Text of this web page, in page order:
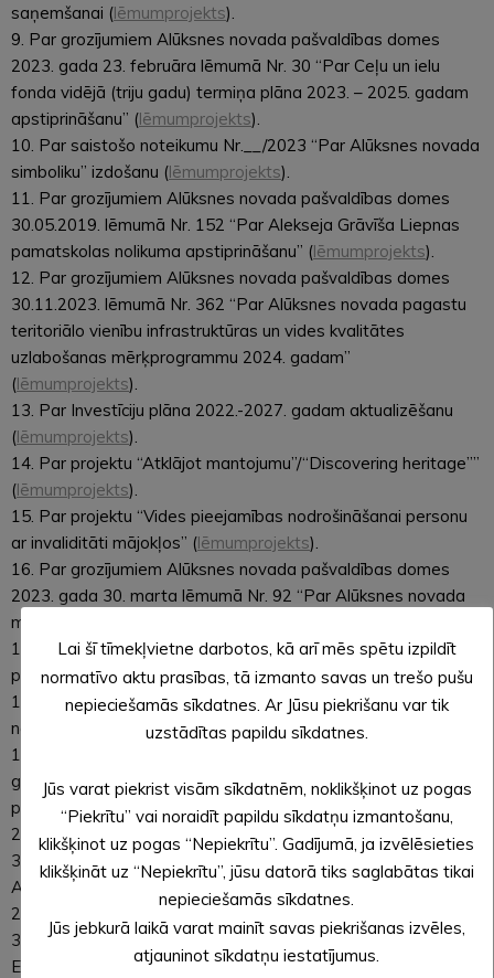
saņemšanai (lēmumprojekts).
9. Par grozījumiem Alūksnes novada pašvaldības domes
2023. gada 23. februāra lēmumā Nr. 30 “Par Ceļu un ielu
fonda vidējā (triju gadu) termiņa plāna 2023. – 2025. gadam
apstiprināšanu” (lēmumprojekts).
10. Par saistošo noteikumu Nr.__/2023 “Par Alūksnes novada
simboliku” izdošanu (lēmumprojekts).
11. Par grozījumiem Alūksnes novada pašvaldības domes
30.05.2019. lēmumā Nr. 152 “Par Alekseja Grāvīša Liepnas
pamatskolas nolikuma apstiprināšanu” (lēmumprojekts).
12. Par grozījumiem Alūksnes novada pašvaldības domes
30.11.2023. lēmumā Nr. 362 “Par Alūksnes novada pagastu
teritoriālo vienību infrastruktūras un vides kvalitātes
uzlabošanas mērķprogrammu 2024. gadam”
(lēmumprojekts).
13. Par Investīciju plāna 2022.-2027. gadam aktualizēšanu
(lēmumprojekts).
14. Par projektu “Atklājot mantojumu”/“Discovering heritage””
(lēmumprojekts).
15. Par projektu “Vides pieejamības nodrošināšanai personu
ar invaliditāti mājokļos” (lēmumprojekts).
16. Par grozījumiem Alūksnes novada pašvaldības domes
2023. gada 30. marta lēmumā Nr. 92 “Par Alūksnes novada
muzeja maksas pakalpojumiem” (
17. Par ēdināšanas pakalpojuma maksu Jaunalūksnes
pirmsskolas izglītības iestādē “Pūcīte” (lēmumprojekts).
18. Par siltumenerģijas apgādes pakalpojuma maksas
noteikšanu Mārkalnes pagastā “Pūcīte” (lēmumprojekts
19. Par grozījumu Alūksnes novada pašvaldības domes 2022.
gada 29. septembra lēmumā Nr. 367 “Par sociālās aprūpes
pakalpojumu dzīvesvietā” ( lēmumprojekts
20. Par grozījumiem Alūksnes novada pašvaldības domes
30.11.2023. lēmumā Nr. 379 “Par amata vietām un atlīdzību
Alūksnes novada Sociālo lietu pārvaldei” (
lēmumprojekts
21. Par grozījumiem Alūksnes novada pašvaldības domes
30.11.2023. lēmumā Nr. 385 “Par amata vietām un atlīdzību
Ernsta Glika Alūksnes Valsts ģimnāzijā” (lēmumprojekts
Lai šī tīmekļvietne darbotos, kā arī mēs spētu izpildīt
normatīvo aktu prasības, tā izmanto savas un trešo pušu
nepieciešamās sīkdatnes. Ar Jūsu piekrišanu var tik
uzstādītas papildu sīkdatnes.
Jūs varat piekrist visām sīkdatnēm, noklikšķinot uz pogas
“Piekrītu” vai noraidīt papildu sīkdatņu izmantošanu,
klikšķinot uz pogas “Nepiekrītu”. Gadījumā, ja izvēlēsieties
klikšķināt uz “Nepiekrītu”, jūsu datorā tiks saglabātas tikai
nepieciešamās sīkdatnes.
Jūs jebkurā laikā varat mainīt savas piekrišanas izvēles,
atjauninot sīkdatņu iestatījumus.